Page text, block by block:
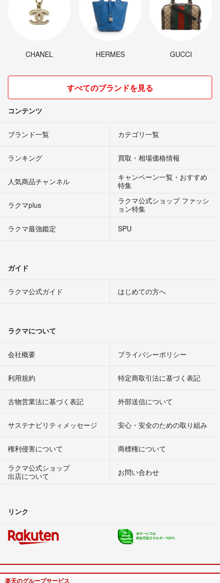
CHANEL HERMES GUCCI
すべてのブランドを見る
コンテンツ
ブランド一覧 カテゴリ一覧
ランキング 買取・相場価格情報
人気商品チャンネル
キャンペーン一覧・おすすめ
特集
ラクマplus
ラクマ公式ショップ ファッシ
ョン特集
ラクマ最強鑑定
SPU
ガイド
ラクマ公式ガイド はじめての方へ
ラクマについて
会社概要 プライバシーポリシー
利用規約 特定商取引法に基づく表記
古物営業法に基づく表記 外部送信について
サステナビリティメッセージ 安心・安全のための取り組み
権利侵害について
商標権について
ラクマ公式ショップ
出店について
お問い合わせ
リンク
楽天のグループサービス